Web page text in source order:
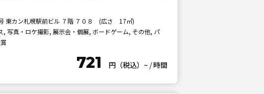
東カン札幌駅前ビル ７階 ７０８ (広さ 17㎡)
写真・ロケ撮影, 展示会・個展, ボードゲーム, その他, パ
721 円（税込）~ /時間